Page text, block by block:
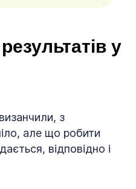
у
з
але що робити
відповідно і